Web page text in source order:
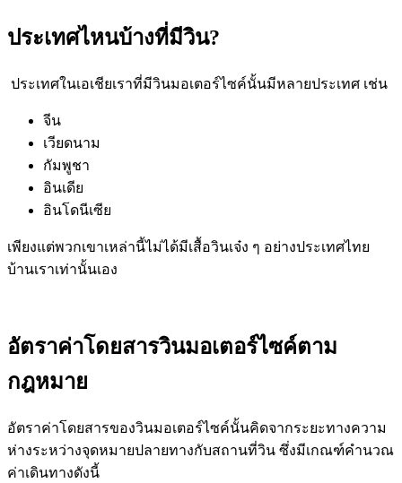
ประเทศไหนบ้างที่มีวิน?
ประเทศในเอเชียเราที่มีวินมอเตอร์ไซค์นั้นมีหลายประเทศ เช่น
จีน
เวียดนาม
กัมพูชา
อินเดีย
อินโดนีเซีย
เพียงแต่พวกเขาเหล่านี้ไม่ได้มีเสื้อวินเจ๋ง ๆ อย่างประเทศไทย
บ้านเราเท่านั้นเอง
อัตราค่าโดยสารวินมอเตอร์ไซค์ตาม
กฎหมาย
อัตราค่าโดยสารของวินมอเตอร์ไซค์นั้นคิดจากระยะทางความ
ห่างระหว่างจุดหมายปลายทางกับสถานที่วิน ซึ่งมีเกณฑ์คำนวณ
ค่าเดินทางดังนี้